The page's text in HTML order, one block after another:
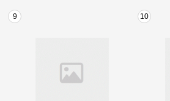
9 10